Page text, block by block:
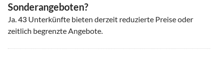
Sonderangeboten?
Ja. 43 Unterkünfte bieten derzeit reduzierte Preise oder
zeitlich begrenzte Angebote.